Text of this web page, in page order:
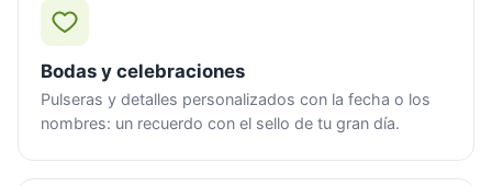
Bodas y celebraciones
Pulseras y detalles personalizados con la fecha o los
nombres: un recuerdo con el sello de tu gran día.